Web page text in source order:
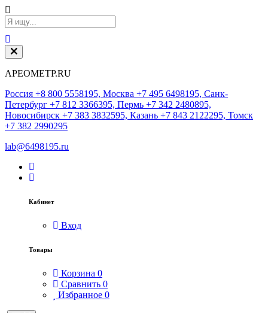
АРЕОМЕТР.RU
Россия +8 800 5558195, Москва +7 495 6498195, Санк-
Петербург +7 812 3366395, Пермь +7 342 2480895,
Новосибирск +7 383 3832595, Казань +7 843 2122295, Томск
+7 382 2990295
lab@6498195.ru
Кабинет
Вход
Товары
Корзина 0
Сравнить 0
Избранное 0